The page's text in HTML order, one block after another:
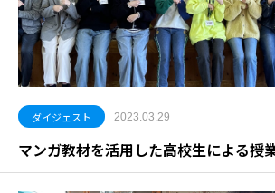
ダイジェスト 2023.03.29
マンガ教材を活用した高校生による授